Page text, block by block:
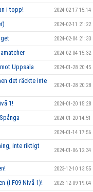
i topp! 2024-02-17 15:14
2024-02-11 21:22
2024-02-04 21:33
2024-02-04 15:32
Uppsala 2024-01-28 20:45
det räckte inte
2024-01-28 20:28
1! 2024-01-20 15:28
mot Spånga 2024-01-20 14:51
2024-01-14 17:56
inte riktigt
2024-01-06 12:34
2023-12-10 13:55
(i F09 Nivå 1)! 2023-12-09 19:04